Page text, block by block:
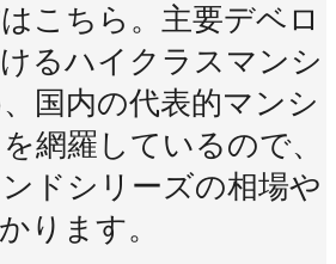
こちら。主要デベロ
るハイクラスマンシ
国内の代表的マンシ
網羅しているので、
ドシリーズの相場や
ります。